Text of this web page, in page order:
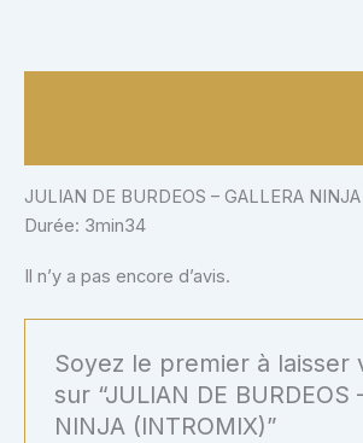
JULIAN DE BURDEOS – GALLERA
Durée: 3min34
Il n’y a pas encore d’avis.
Soyez le premier à laisser
sur “JULIAN DE BURDEOS
NINJA (INTROMIX)”